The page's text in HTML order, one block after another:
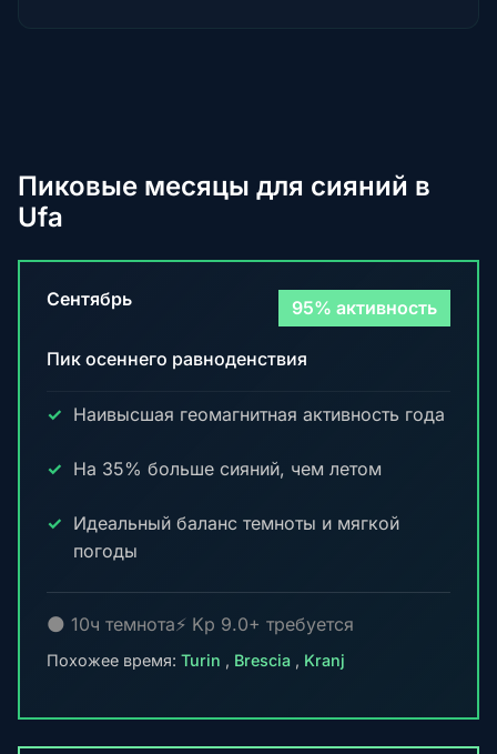
Пиковые месяцы для сияний в
Ufa
Сентябрь 95% активность
Пик осеннего равноденствия
Наивысшая геомагнитная активность года
На 35% больше сияний, чем летом
Идеальный баланс темноты и мягкой
погоды
🌑 10ч темнота⚡ Kp 9.0+ требуется
Похожее время: Turin , Brescia , Kranj